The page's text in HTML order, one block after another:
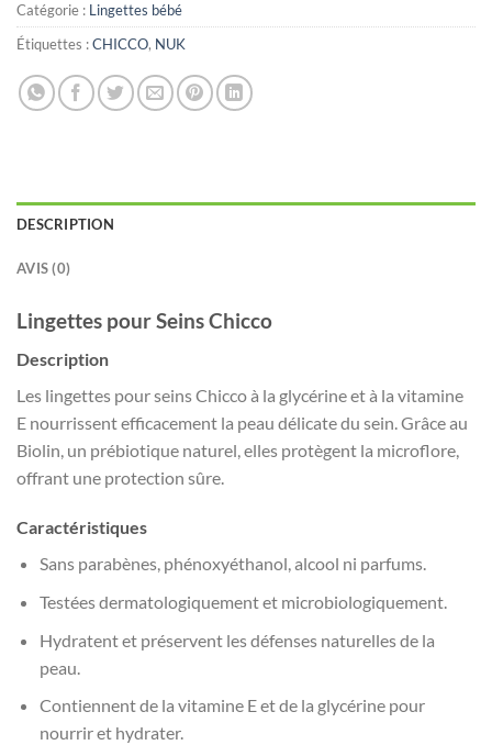
Catégorie : Lingettes bébé
Étiquettes :CHICCO, NUK
DESCRIPTION
AVIS (0)
Lingettes pour Seins Chicco
Description
Les lingettes pour seins Chicco à la glycérine et à la vitamine
E nourrissent efficacement la peau délicate du sein. Grâce au
Biolin, un prébiotique naturel, elles protègent la microflore,
offrant une protection sûre.
Caractéristiques
Sans parabènes, phénoxyéthanol, alcool ni parfums.
Testées dermatologiquement et microbiologiquement.
Hydratent et préservent les défenses naturelles de la
peau.
Contiennent de la vitamine E et de la glycérine pour
nourrir et hydrater.